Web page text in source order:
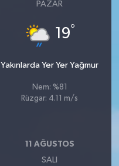
PAZAR
19°
Yakınlarda Yer Yer Yağmur
Nem: %81
Rüzgar: 4.11 m/s
11 AĞUSTOS
SALI